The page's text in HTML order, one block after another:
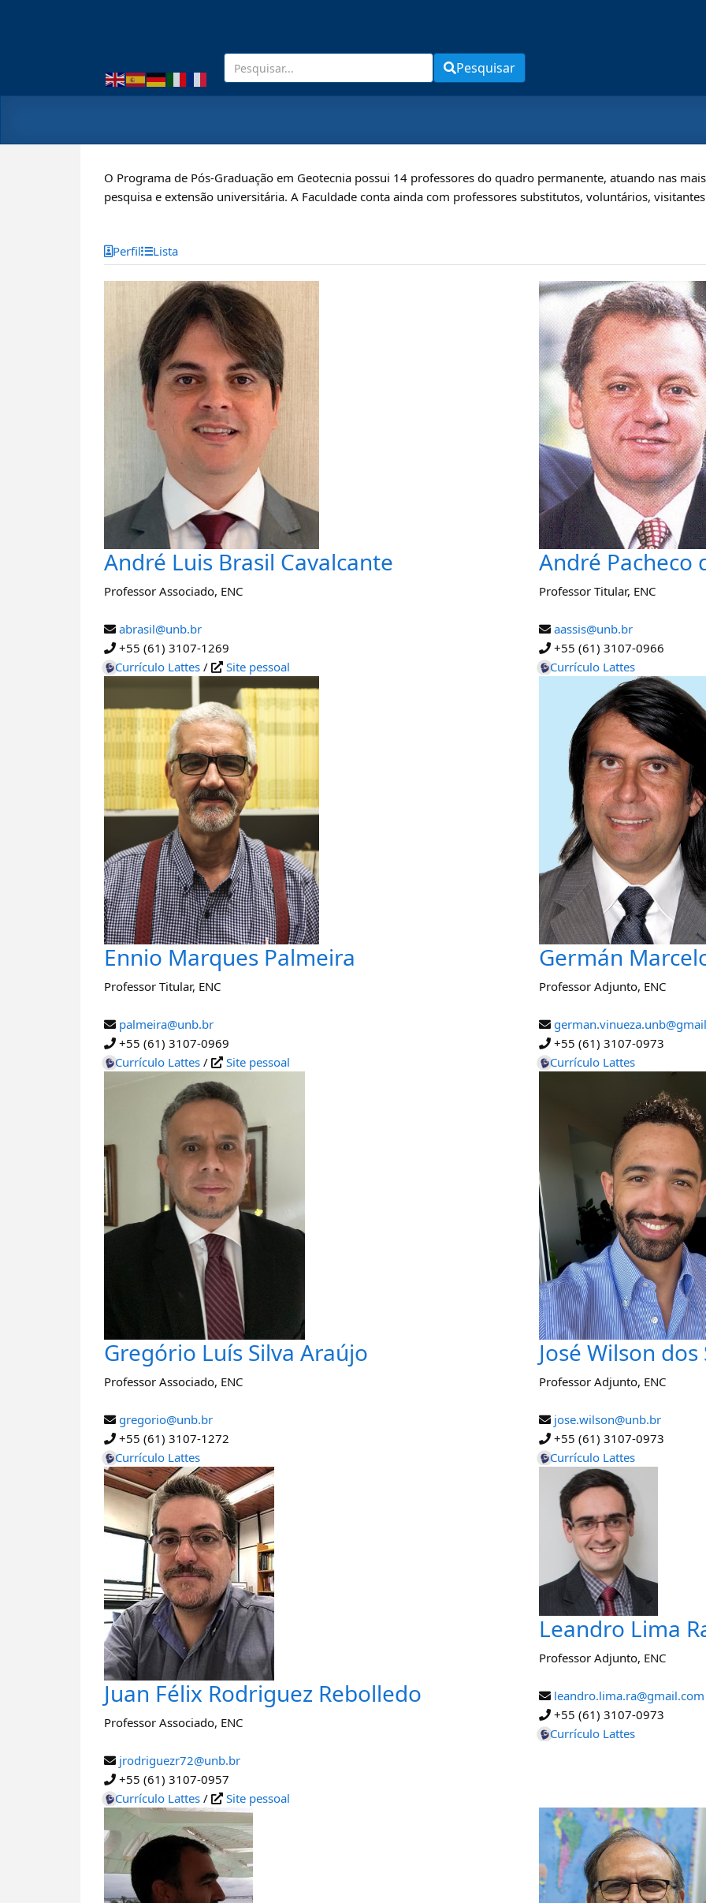
Pesquisar
O Programa de Pós-Graduação em Geotecnia possui 14 professores do quadro permanente, atuando nas
pesquisa e extensão universitária. A Faculdade conta ainda com professores substitutos, voluntários,
Perfil Lista
André Luis Brasil Cavalcante
Professor Associado, ENC
abrasil@unb.br
+55 (61) 3107-1269
Currículo Lattes / Site pessoal
André Pacheco
Professor Titular, ENC
aassis@unb.br
+55 (61) 3107-0966
Currículo Lattes
Ennio Marques Palmeira
Professor Titular, ENC
palmeira@unb.br
+55 (61) 3107-0969
Currículo Lattes / Site pessoal
Germán
Professor Adjunto, ENC
+55 (61) 3107-0973
Currículo Lattes
Gregório Luís Silva Araújo
Professor Associado, ENC
gregorio@unb.br
+55 (61) 3107-1272
Currículo Lattes
José Wilson
Professor Adjunto, ENC
jose.wilson@unb.br
+55 (61) 3107-0973
Currículo Lattes
Juan Félix Rodriguez Rebolledo
Professor Associado, ENC
jrodriguezr72@unb.br
+55 (61) 3107-0957
Currículo Lattes / Site pessoal
Leandro Lima
Professor Adjunto, ENC
leandro.lima.ra@gmail.com
+55 (61) 3107-0973
Currículo Lattes